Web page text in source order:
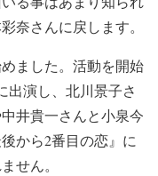
奈さんに戻します。
ました。活動を開始
出演し、北川景子さ
井貴一さんと小泉今
から2番目の恋』に
せん。